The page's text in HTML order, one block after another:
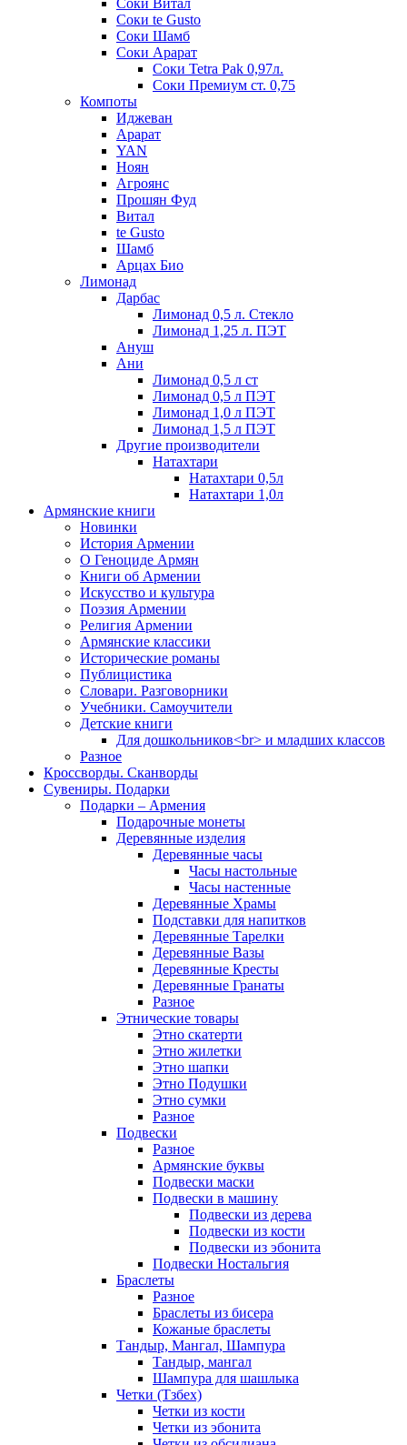
Соки Витал
Соки te Gusto
Соки Шамб
Соки Арарат
Соки Tetra Pak 0,97л.
Соки Премиум ст. 0,75
Компоты
Иджеван
Арарат
YAN
Ноян
Агроянс
Прошян Фуд
Витал
te Gusto
Шамб
Арцах Био
Лимонад
Дарбас
Лимонад 0,5 л. Стекло
Лимонад 1,25 л. ПЭТ
Ануш
Ани
Лимонад 0,5 л ст
Лимонад 0,5 л ПЭТ
Лимонад 1,0 л ПЭТ
Лимонад 1,5 л ПЭТ
Другие производители
Натахтари
Натахтари 0,5л
Натахтари 1,0л
Армянские книги
Новинки
История Армении
О Геноциде Армян
Книги об Армении
Иcкусство и культура
Поэзия Армении
Религия Армении
Армянские классики
Исторические романы
Публицистика
Словари. Разговорники
Учебники. Самоучители
Детские книги
Для дошкольников<br> и младших классов
Разное
Кроссворды. Сканворды
Сувениры. Подарки
Подарки – Армения
Подарочные монеты
Деревянные изделия
Деревянные часы
Часы настольные
Часы настенные
Деревянные Храмы
Подставки для напитков
Деревянные Тарелки
Деревянные Вазы
Деревянные Кресты
Деревянные Гранаты
Разное
Этнические товары
Этно скатерти
Этно жилетки
Этно шапки
Этно Подушки
Этно сумки
Разное
Подвески
Разное
Армянские буквы
Подвески маски
Подвески в машину
Подвески из дерева
Подвески из кости
Подвески из эбонита
Подвески Ностальгия
Браслеты
Разное
Браслеты из бисера
Кожаные браслеты
Тандыр, Мангал, Шампура
Тандыр, мангал
Шампура для шашлыка
Четки (Тзбех)
Четки из кости
Четки из эбонита